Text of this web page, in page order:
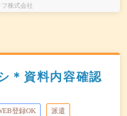
株式会社
＊資料内容確認
登録OK 派遣